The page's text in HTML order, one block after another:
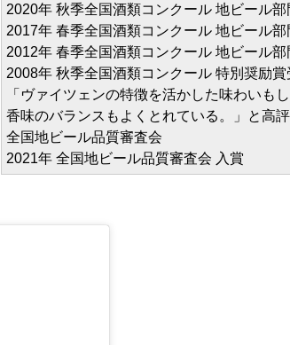
2020年 秋季全国酒類コンクール 地ビール
2017年 春季全国酒類コンクール 地ビール
2012年 春季全国酒類コンクール 地ビール
2008年 秋季全国酒類コンクール 特別奨励賞
「ヴァイツェンの特徴を活かした味わいも
香味のバランスもよくとれている。」と高評
全国地ビール品質審査会
2021年 全国地ビール品質審査会 入賞